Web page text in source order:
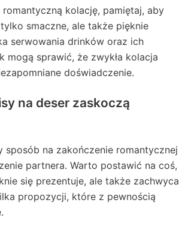
romantyczną kolację, pamiętaj, aby
smaczne, ale także pięknie
serwowania drinków oraz ich
mogą sprawić, że zwykła kolacja
doświadczenie.
na deser zaskoczą
sposób na zakończenie romantycznej
partnera. Warto postawić na coś,
się prezentuje, ale także zachwyca
propozycji, które z pewnością